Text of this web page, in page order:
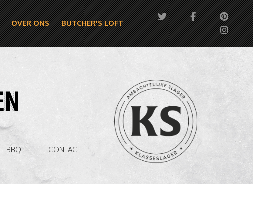
OVER ONS BUTCHER'S LOFT
BBQ CONTACT